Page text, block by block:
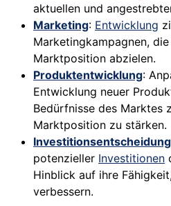
aktuellen und
Marketing: Entwicklung
Marketingkampagnen,
Marktposition abzielen.
Produktentwicklung:
Entwicklung neuer
Bedürfnisse des Marktes
Marktposition zu stärken.
potenzieller Investitionen
Hinblick auf ihre
verbessern.